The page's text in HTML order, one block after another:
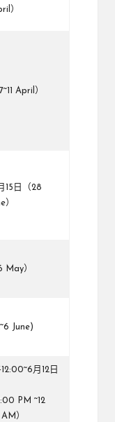
）
April）
15日（28
）
May）
June)
月12日
PM ~12
）